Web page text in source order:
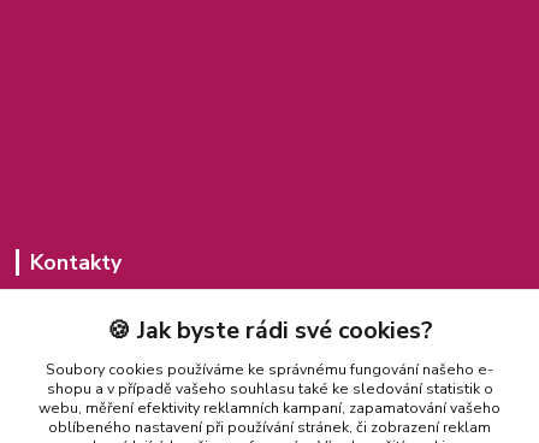
Kontakty
775 435 591
(Po-Pá, 8-20 hod.)
misajakubcova@seznam.cz
🍪 Jak byste rádi své cookies?
Soubory cookies používáme ke správnému fungování našeho e-
shopu a v případě vašeho souhlasu také ke sledování statistik o
webu, měření efektivity reklamních kampaní, zapamatování vašeho
oblíbeného nastavení při používání stránek, či zobrazení reklam